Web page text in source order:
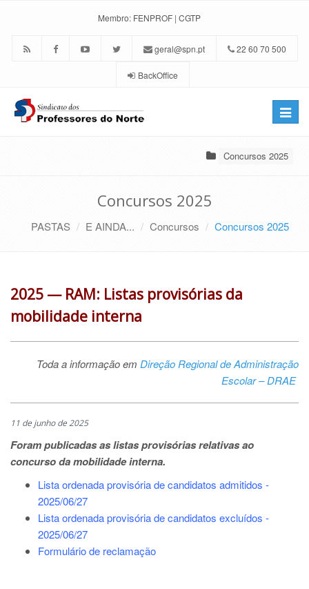
Membro: FENPROF | CGTP
geral@spn.pt 22 60 70 500
BackOffice
Toggle
Concursos 2025
Concursos 2025
PASTAS E AINDA... Concursos Concursos 2025
2025 — RAM: Listas provisórias da
mobilidade interna
Toda a informação em Direção Regional de Administração
Escolar – DRAE
11 de junho de 2025
Foram publicadas as listas provisórias relativas ao
concurso da mobilidade interna.
Lista ordenada provisória de candidatos admitidos -
2025/06/27
Lista ordenada provisória de candidatos excluídos -
2025/06/27
Formulário de reclamação